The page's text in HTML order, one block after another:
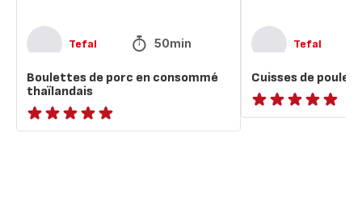
Tefal 50min
Boulettes de porc en consommé
thaïlandais
ratings.NaN
Tefal
Cuisses de poulet
ratings.NaN